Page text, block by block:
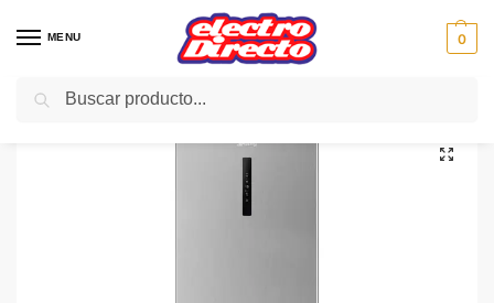
MENU 0
Inicio Gama blanca Frigorificos